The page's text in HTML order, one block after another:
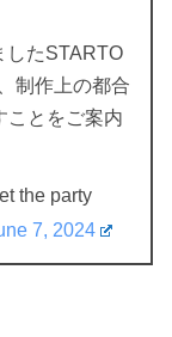
したSTARTO
制作上の都合
ことをご案内
the party
7, 2024